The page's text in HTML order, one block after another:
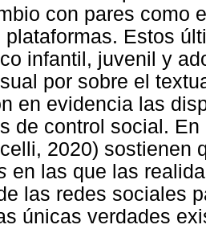
con pares como
plataformas. Estos
infantil, juvenil y
por sobre el
en evidencia las
de control social.
2020) sostienen
en las que las
las redes sociales
únicas verdades